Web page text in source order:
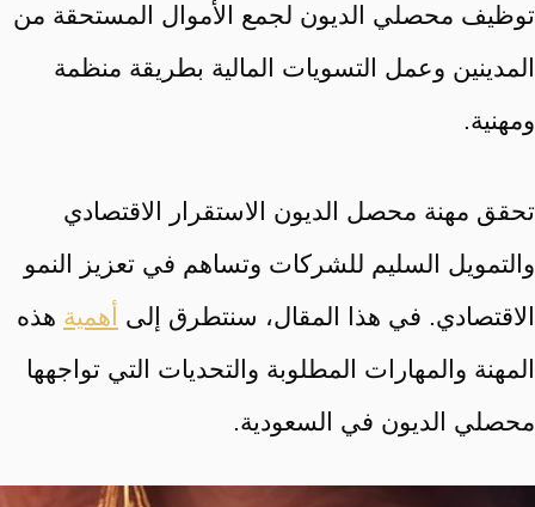
توظيف محصلي الديون لجمع الأموال المستحقة من
المدينين وعمل التسويات المالية بطريقة منظمة
ومهنية.
تحقق مهنة محصل الديون الاستقرار الاقتصادي
والتمويل السليم للشركات وتساهم في تعزيز النمو
الاقتصادي. في هذا المقال، سنتطرق إلى
أهمية هذه
المهنة والمهارات المطلوبة والتحديات التي تواجهها
محصلي الديون في السعودية.